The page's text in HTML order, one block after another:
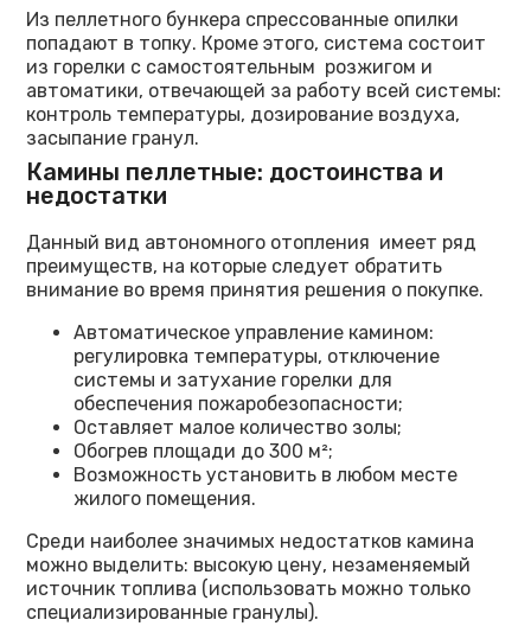
Из пеллетного бункера спрессованные опилки
попадают в топку. Кроме этого, система состоит
из горелки с самостоятельным розжигом и
автоматики, отвечающей за работу всей системы:
контроль температуры, дозирование воздуха,
засыпание гранул.
Камины пеллетные: достоинства и
недостатки
Данный вид автономного отопления имеет ряд
преимуществ, на которые следует обратить
внимание во время принятия решения о покупке.
Автоматическое управление камином:
регулировка температуры, отключение
системы и затухание горелки для
обеспечения пожаробезопасности;
Оставляет малое количество золы;
Обогрев площади до 300 м²;
Возможность установить в любом месте
жилого помещения.
Среди наиболее значимых недостатков камина
можно выделить: высокую цену, незаменяемый
источник топлива (использовать можно только
специализированные гранулы).